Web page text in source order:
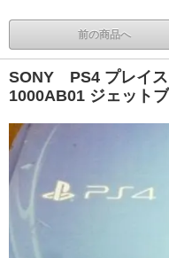
前の商品へ
SONY PS4 プレイ
1000AB01 ジェット